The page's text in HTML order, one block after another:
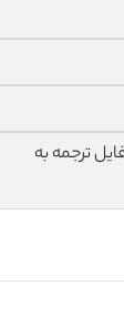
ترجمه به